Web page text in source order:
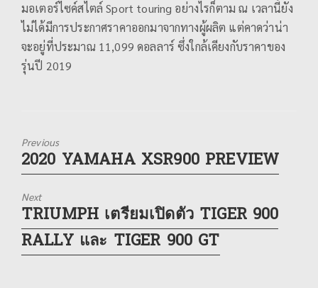
มอเตอร์ไซค์สไตล์ Sport touring อย่างไรก็ตาม ณ เวลานี้ยัง
ไม่ได้มีการประกาศราคาออกมาจากทางผู้ผลิต แต่คาดว่าน่า
จะอยู่ที่ประมาณ 11,099 ดอลลาร์ ซึ่งใกล้เคียงกับราคาของ
รุ่นปี 2019
Previous
Previous
post:
2020 YAMAHA XSR900 PREVIEW
Next
Next
post:
TRIUMPH เตรียมเปิดตัว TIGER 900
RALLY และ TIGER 900 GT